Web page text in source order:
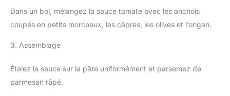
Dans un bol, mélangez la sauce tomate avec les anchois
coupés en petits morceaux, les câpres, les olives et l’origan.
3. Assemblage
Étalez la sauce sur la pâte uniformément et parsemez de
parmesan râpé.